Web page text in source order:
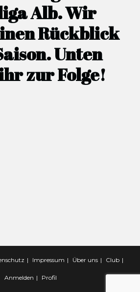
Alb. Wir
Rückblick
Unten
zur Folge!
Impressum Über uns Club
Anmelden Profil